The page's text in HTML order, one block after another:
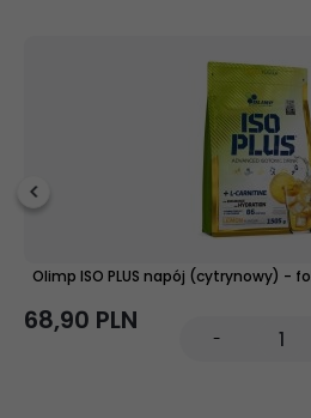
Olimp ISO PLUS napój (cytrynowy) -
68,90 PLN
-